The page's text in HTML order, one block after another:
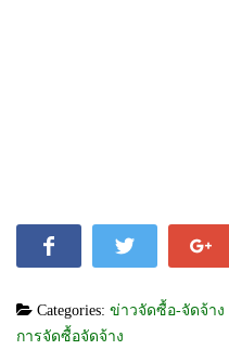
Categories: ข่าวจัดซื้อ-จัดจ้าง
การจัดซื้อจัดจ้าง